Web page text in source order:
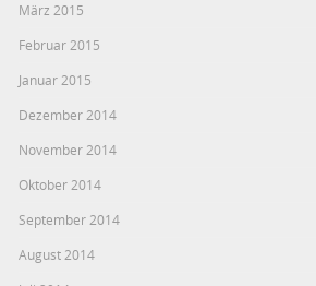
März 2015
Februar 2015
Januar 2015
Dezember 2014
November 2014
Oktober 2014
September 2014
August 2014